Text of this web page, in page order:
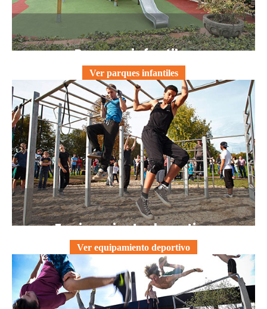
Parques infantiles
Ver parques infantiles
Equipamiento deportivo
Ver equipamiento deportivo